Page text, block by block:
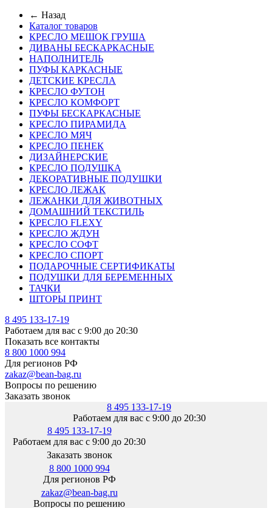
← Назад
Каталог товаров
КРЕСЛО МЕШОК ГРУША
ДИВАНЫ БЕСКАРКАСНЫЕ
НАПОЛНИТЕЛЬ
ПУФЫ КАРКАСНЫЕ
ДЕТСКИЕ КРЕСЛА
КРЕСЛО ФУТОН
КРЕСЛО КОМФОРТ
ПУФЫ БЕСКАРКАСНЫЕ
КРЕСЛО ПИРАМИДА
КРЕСЛО МЯЧ
КРЕСЛО ПЕНЕК
ДИЗАЙНЕРСКИЕ
КРЕСЛО ПОДУШКА
ДЕКОРАТИВНЫЕ ПОДУШКИ
КРЕСЛО ЛЕЖАК
ЛЕЖАНКИ ДЛЯ ЖИВОТНЫХ
ДОМАШНИЙ ТЕКСТИЛЬ
КРЕСЛО FLEXY
КРЕСЛО ЖДУН
КРЕСЛО СОФТ
КРЕСЛО СПОРТ
ПОДАРОЧНЫЕ СЕРТИФИКАТЫ
ПОДУШКИ ДЛЯ БЕРЕМЕННЫХ
ТАЧКИ
ШТОРЫ ПРИНТ
8 495 133-17-19
Работаем для вас с 9:00 до 20:30
Показать все контакты
8 800 1000 994
Для регионов РФ
zakaz@bean-bag.ru
Вопросы по решению
Заказать звонок
8 495 133-17-19
Работаем для вас с 9:00 до 20:30
8 495 133-17-19
Работаем для вас с 9:00 до 20:30
Заказать звонок
8 800 1000 994
Для регионов РФ
zakaz@bean-bag.ru
Вопросы по решению